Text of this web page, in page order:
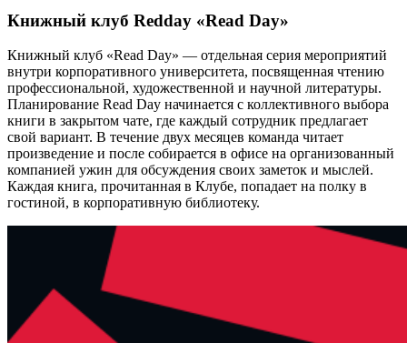
Книжный клуб Redday «Read Day»
Книжный клуб «Read Day» — отдельная серия мероприятий
внутри корпоративного университета, посвященная чтению
профессиональной, художественной и научной литературы.
Планирование Read Day начинается с коллективного выбора
книги в закрытом чате, где каждый сотрудник предлагает
свой вариант. В течение двух месяцев команда читает
произведение и после собирается в офисе на организованный
компанией ужин для обсуждения своих заметок и мыслей.
Каждая книга, прочитанная в Клубе, попадает на полку в
гостиной, в корпоративную библиотеку.